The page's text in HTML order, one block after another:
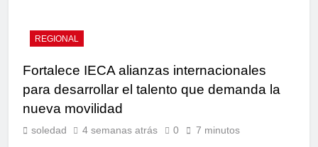
REGIONAL
Fortalece IECA alianzas internacionales
para desarrollar el talento que demanda la
nueva movilidad
soledad 4 semanas atrás 0 7 minutos